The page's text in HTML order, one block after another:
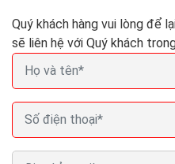
Quý khách hàng vui lòng để
sẽ liên hệ với Quý khách